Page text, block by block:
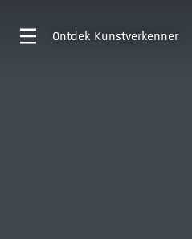
Ontdek Kunstverkenner